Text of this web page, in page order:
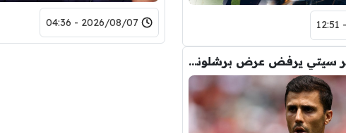
2026/08/07 - 04:36
عاجل : مانشستر سيتي يرفض عرض برشلونة الاول لضم رودري.. ويسخر من قيمته